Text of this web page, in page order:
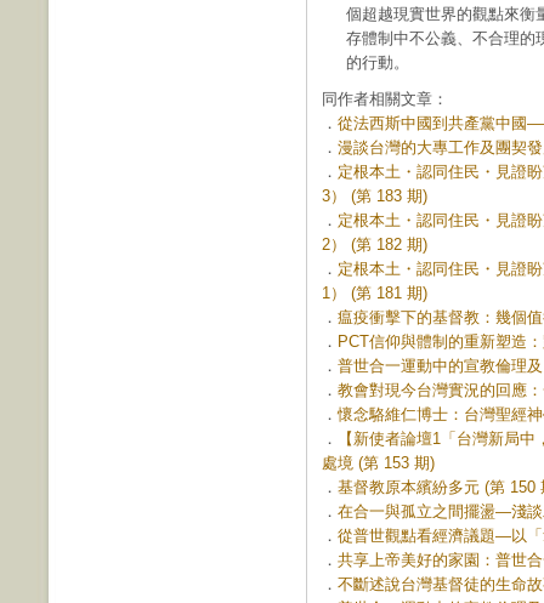
個超越現實世界的觀點來衡
存體制中不公義、不合理的
的行動。
同作者相關文章：
． 從法西斯中國到共產黨中國
． 漫談台灣的大專工作及團契
． 定根本土・認同住民・見證
3） (第 183 期)
． 定根本土・認同住民・見證
2） (第 182 期)
． 定根本土・認同住民・見證
1） (第 181 期)
． 瘟疫衝擊下的基督教：幾個
． PCT信仰與體制的重新塑造
． 普世合一運動中的宣教倫理
． 教會對現今台灣實況的回應
．懷念駱維仁博士：台灣聖經
．
【新使者論壇1「台灣新局
處境 (第 153 期)
． 基督教原本繽紛多元 (第 150
． 在合一與孤立之間擺盪—淺
． 從普世觀點看經濟議題—以
． 共享上帝美好的家園：普世
． 不斷述說台灣基督徒的生命